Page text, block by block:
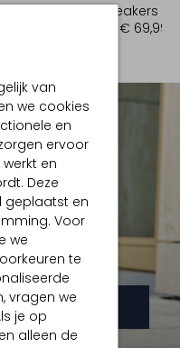
van
we cookies
en
ervoor
en
Deze
geplaatst en
Voor
we
te
vragen we
je op
alleen de
Lage sneakers
€ 69,99
Heren